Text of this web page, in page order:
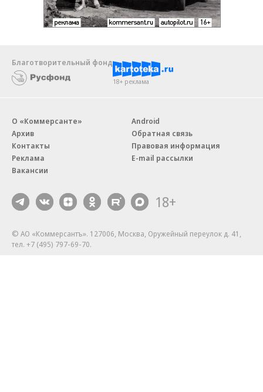
Благотворительный фонд
18+ реклама
О «Коммерсанте»
Архив
Контакты
Реклама
Вакансии
Android
Обратная связь
Правовая информация
E-mail рассылки
18+
© АО «Коммерсантъ». 127006, Москва, Оружейный переулок д. 41,
тел. +7 (495) 797-69-70.